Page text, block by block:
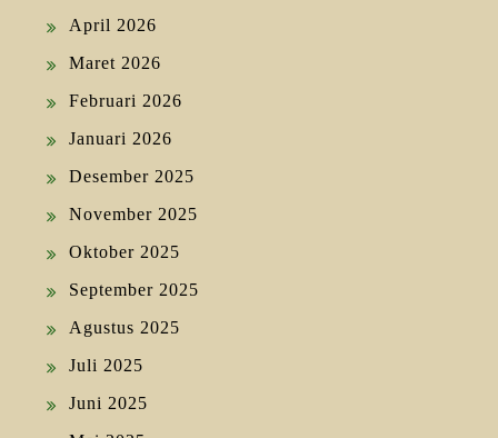
April 2026
Maret 2026
Februari 2026
Januari 2026
Desember 2025
November 2025
Oktober 2025
September 2025
Agustus 2025
Juli 2025
Juni 2025